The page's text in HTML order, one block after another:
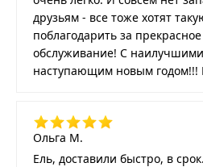
друзьям - все тоже хотят
поблагодарить за
обслуживание! С
наступающим новым годом!!!
Ольга М.
Ель, доставили быстро, в